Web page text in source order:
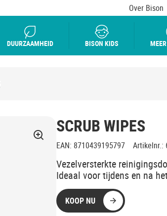
Over Bison
DUURZAAMHEID BISON KIDS
SCRUB WIPES
EAN: 8710439195797 Artikelnr.:
Vezelversterkte
Ideaal voor tijdens en na
KOOP NU